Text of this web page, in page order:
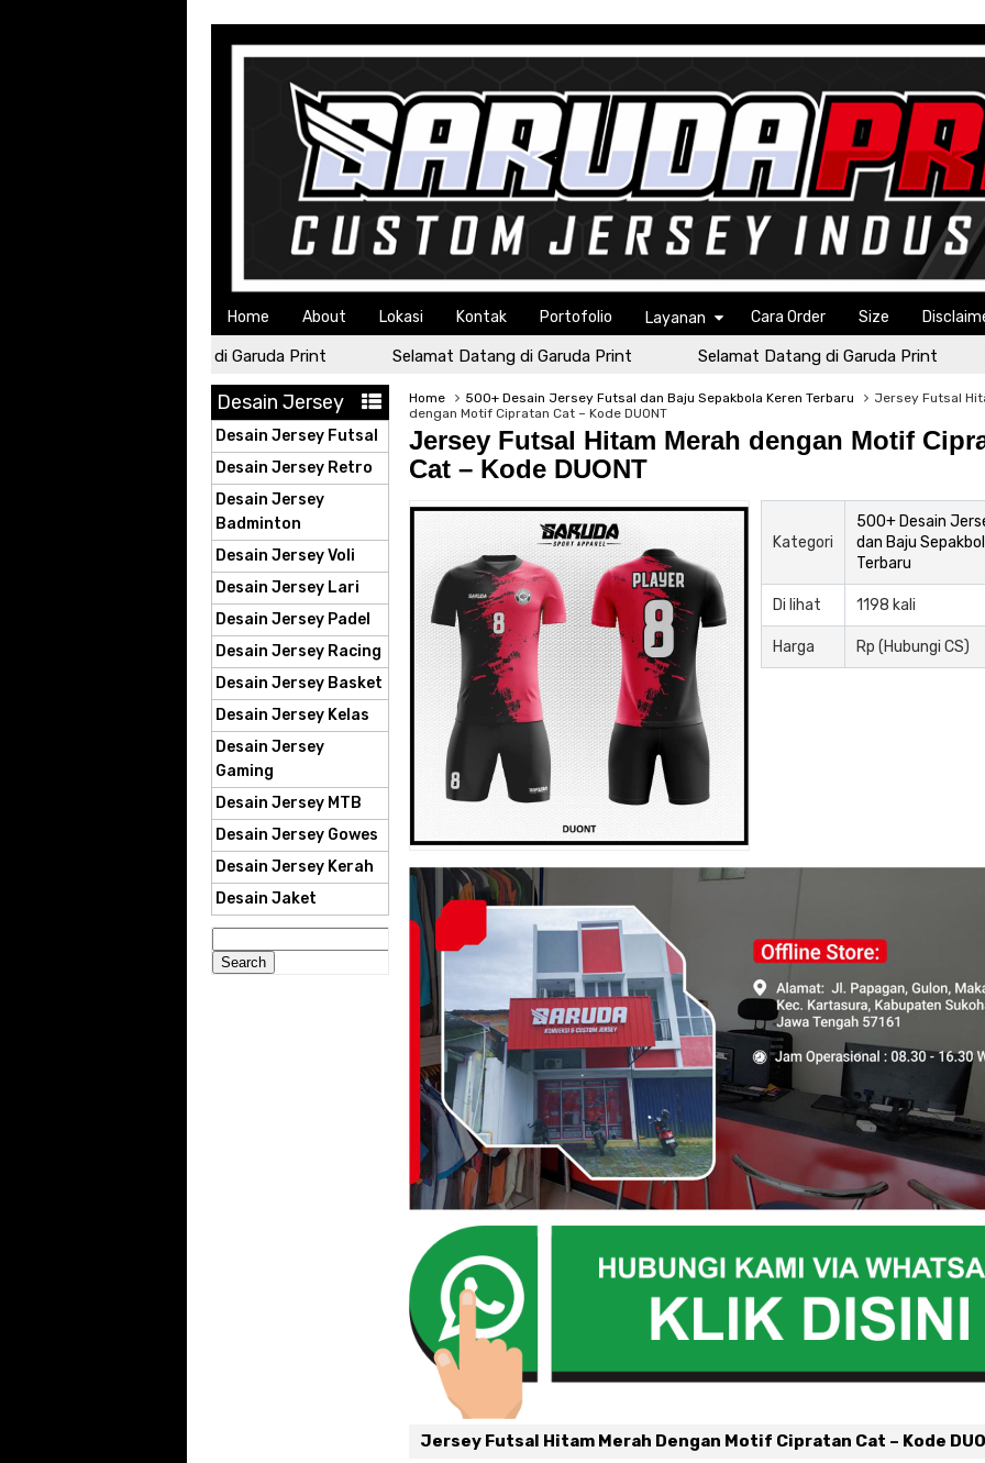
Home About Lokasi Kontak Portofolio Layanan Cara Order Size
Selamat Datang di Garuda Print Selamat Datang di Garuda Print Selamat Datang di Garuda Print
Home 500+ Desain Jersey Futsal dan Baju Sepakbola Keren Terbaru
Jersey Futsal
dengan Motif Cipratan Cat – Kode DUONT
Jersey Futsal Hitam Merah dengan Motif
Cat – Kode DUONT
Kategori
500+ Desain
dan Baju
Terbaru
Di lihat 1198 kali
Harga Rp (Hubungi CS)
Jersey Futsal Hitam Merah Dengan Motif Cipratan Cat – Kode
Desain Jersey
Desain Jersey Futsal
Desain Jersey Retro
Desain Jersey
Badminton
Desain Jersey Voli
Desain Jersey Lari
Desain Jersey Padel
Desain Jersey Racing
Desain Jersey Basket
Desain Jersey Kelas
Desain Jersey
Gaming
Desain Jersey MTB
Desain Jersey Gowes
Desain Jersey Kerah
Desain Jaket
for: